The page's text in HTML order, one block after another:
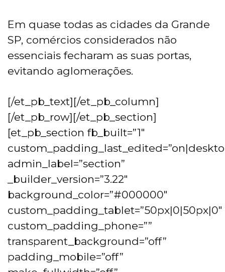
Em quase todas as cidades da Grande
SP, comércios considerados não
essenciais fecharam as suas portas,
evitando aglomerações.
[/et_pb_text][/et_pb_column]
[/et_pb_row][/et_pb_section]
[et_pb_section fb_built=”1″
admin_label=”section”
_builder_version=”3.22″
background_color=”#000000″
custom_padding_tablet=”50px|0|50px|0″
custom_padding_phone=””
transparent_background=”off”
padding_mobile=”off”